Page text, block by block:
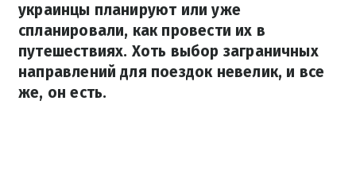
украинцы планируют или уже
спланировали, как провести их в
путешествиях. Хоть выбор заграничных
направлений для поездок невелик, и все
же, он есть.